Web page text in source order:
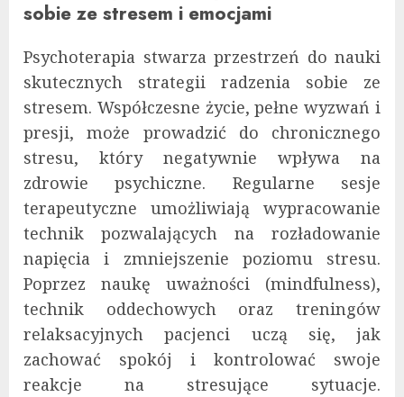
sobie ze stresem i emocjami
Psychoterapia stwarza przestrzeń do nauki
skutecznych strategii radzenia sobie ze
stresem. Współczesne życie, pełne wyzwań i
presji, może prowadzić do chronicznego
stresu, który negatywnie wpływa na
zdrowie psychiczne. Regularne sesje
terapeutyczne umożliwiają wypracowanie
technik pozwalających na rozładowanie
napięcia i zmniejszenie poziomu stresu.
Poprzez naukę uważności (mindfulness),
technik oddechowych oraz treningów
relaksacyjnych pacjenci uczą się, jak
zachować spokój i kontrolować swoje
reakcje na stresujące sytuacje.